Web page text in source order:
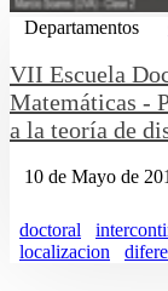
Departamentos
VII Escuela
Matemáticas -
a la teoría de
10 de Mayo de
doctoral
localizacion